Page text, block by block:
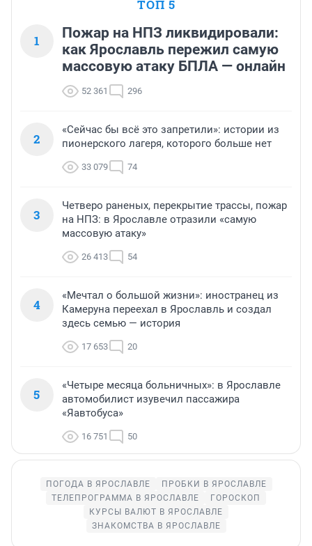
ТОП 5
1
Пожар на НПЗ ликвидировали:
как Ярославль пережил самую
массовую атаку БПЛА — онлайн
52 361 296
2
«Сейчас бы всё это запретили»: истории из
пионерского лагеря, которого больше нет
33 079 74
3
Четверо раненых, перекрытие трассы, пожар
на НПЗ: в Ярославле отразили «самую
массовую атаку»
26 413 54
4
«Мечтал о большой жизни»: иностранец из
Камеруна переехал в Ярославль и создал
здесь семью — история
17 653 20
5
«Четыре месяца больничных»: в Ярославле
автомобилист изувечил пассажира
«Яавтобуса»
16 751 50
ПОГОДА В ЯРОСЛАВЛЕ
ПРОБКИ В ЯРОСЛАВЛЕ
ТЕЛЕПРОГРАММА В ЯРОСЛАВЛЕ
ГОРОСКОП
КУРСЫ ВАЛЮТ В ЯРОСЛАВЛЕ
ЗНАКОМСТВА В ЯРОСЛАВЛЕ